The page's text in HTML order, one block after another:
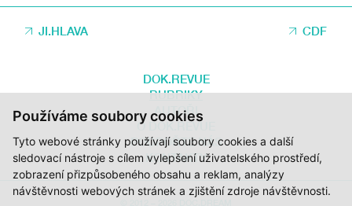
Používáme soubory cookies
Tyto webové stránky používají soubory cookies a další
sledovací nástroje s cílem vylepšení uživatelského prostředí,
zobrazení přizpůsobeného obsahu a reklam, analýzy
návštěvnosti webových stránek a zjištění zdroje návštěvnosti.
JI.HLAVA CDF
DOK.REVUE
RUBRIKY
AUTOŘI
O DOK.REVUE
PODPOŘTE NÁS
KONTAKTY